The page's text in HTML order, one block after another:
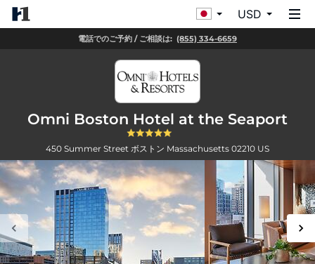
USD
電話でのご予約 / ご相談は: (855) 334-6659
Omni Boston Hotel at the Seaport
450 Summer Street ボストン Massachusetts 02210 US